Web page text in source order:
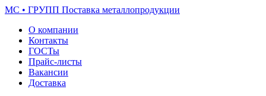
МС • ГРУПП Поставка металлопродукции
О компании
Контакты
ГОСТы
Прайс-листы
Вакансии
Доставка